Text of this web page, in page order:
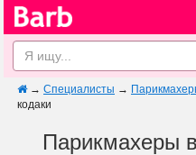
→ Специалисты →
кодаки
Парикмахеры